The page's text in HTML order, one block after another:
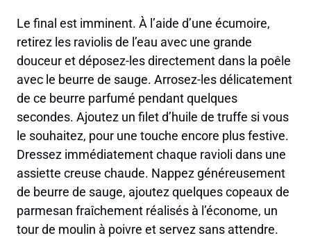
Le final est imminent. À l’aide d’une écumoire,
retirez les raviolis de l’eau avec une grande
douceur et déposez-les directement dans la poêle
avec le beurre de sauge. Arrosez-les délicatement
de ce beurre parfumé pendant quelques
secondes. Ajoutez un filet d’huile de truffe si vous
le souhaitez, pour une touche encore plus festive.
Dressez immédiatement chaque ravioli dans une
assiette creuse chaude. Nappez généreusement
de beurre de sauge, ajoutez quelques copeaux de
parmesan fraîchement réalisés à l’économe, un
tour de moulin à poivre et servez sans attendre.